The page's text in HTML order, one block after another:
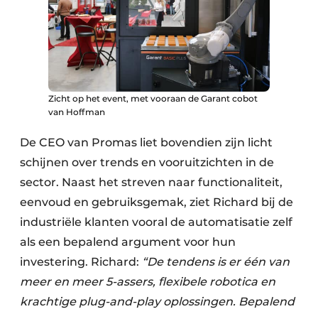
Zicht op het event, met vooraan de Garant cobot
van Hoffman
De CEO van Promas liet bovendien zijn licht
schijnen over trends en vooruitzichten in de
sector. Naast het streven naar functionaliteit,
eenvoud en gebruiksgemak, ziet Richard bij de
industriële klanten vooral de automatisatie zelf
als een bepalend argument voor hun
investering. Richard: “De tendens is er één van
meer en meer 5-assers, flexibele robotica en
krachtige plug-and-play oplossingen. Bepalend